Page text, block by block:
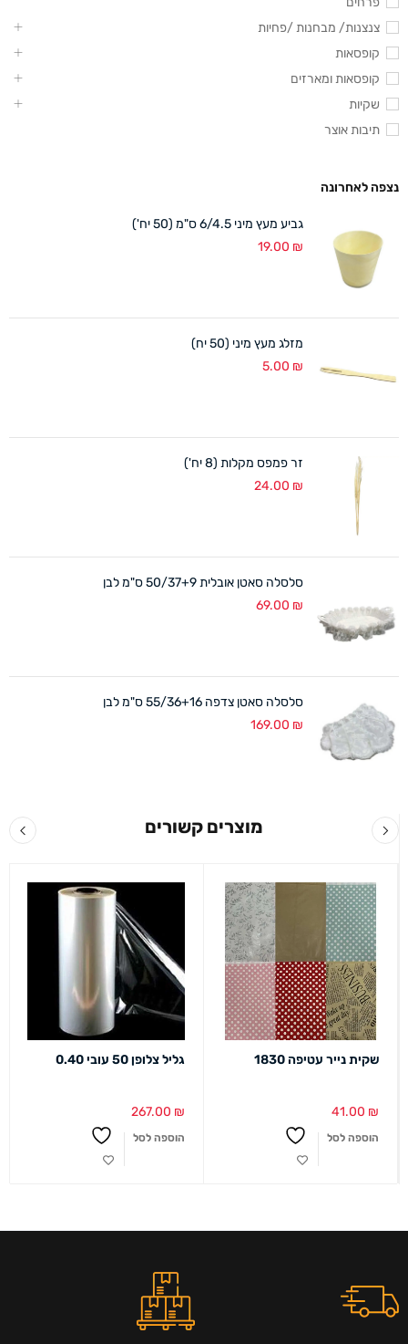
צנצנות/ מבחנות /פחיות
קופסאות
קופסאות ומארזים
שקיות
תיבות אוצר
נצפה לאחרונה
גביע מעץ מיני 6/4.5 ס"מ (50 יח')
19.00 ₪
מזלג מעץ מיני (50 יח)
5.00 ₪
זר פמפס מקלות (8 יח')
24.00 ₪
סלסלה סאטן אובלית 50/37+9 ס"מ לבן
69.00 ₪
סלסלה סאטן צדפה 55/36+16 ס"מ לבן
169.00 ₪
מוצרים קשורים
שקית נייר עטיפה 1830
41.00 ₪
הוספה לסל
גליל צלופן 50 עובי 0.40
267.00 ₪
הוספה לסל